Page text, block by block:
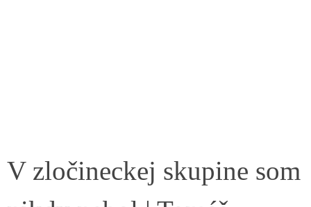
V zločineckej skupine som